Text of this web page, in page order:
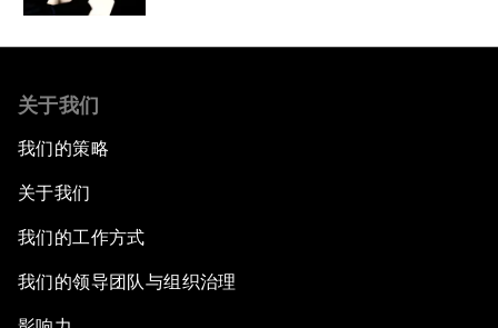
关于我们
我们的策略
关于我们
我们的工作方式
我们的领导团队与组织治理